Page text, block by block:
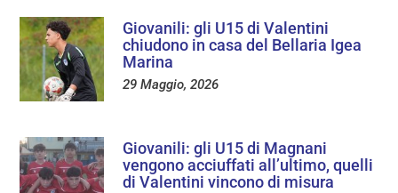
Giovanili: gli U15 di Valentini
chiudono in casa del Bellaria Igea
Marina
29 Maggio, 2026
Giovanili: gli U15 di Magnani
vengono acciuffati all’ultimo, quelli
di Valentini vincono di misura